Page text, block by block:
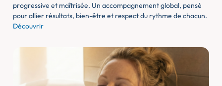
progressive et maîtrisée. Un accompagnement global, pensé
pour allier résultats, bien-être et respect du rythme de chacun.
Découvrir